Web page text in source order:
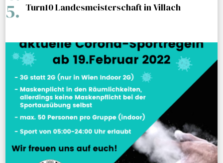
Turn10 Landesmeisterschaft in Villach